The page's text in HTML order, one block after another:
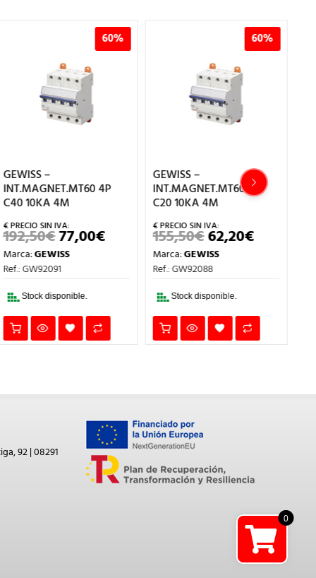
EL
PRECIO
ACTUAL
ES:
GEWISS –
INT.MAGNET.MT60 4P
C20 10KA 4M
155,50€EL
PRECIO
ORIGINAL
62,20 EL
PRECIO
ACTUAL
ES:
Marca:
Ref.: GW92088
Stock disponible.
GEWISS –
INT.MAGNET.MT60 2P
C25 10KA 2M
73,00€EL
PRECIO
29,20
Marca:
Ref.: GW92049
Stock disponible.
92 | 08291
0